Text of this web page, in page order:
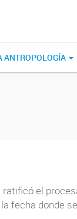
ANTROPOLOGÍA
el
fecha donde